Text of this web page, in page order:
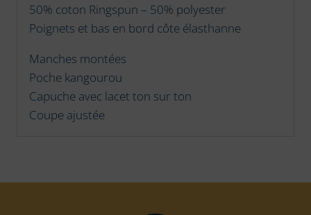
50% coton Ringspun – 50% polyester
Poignets et bas en bord côte élasthanne
Manches montées
Poche kangourou
Capuche avec lacet ton sur ton
Coupe ajustée